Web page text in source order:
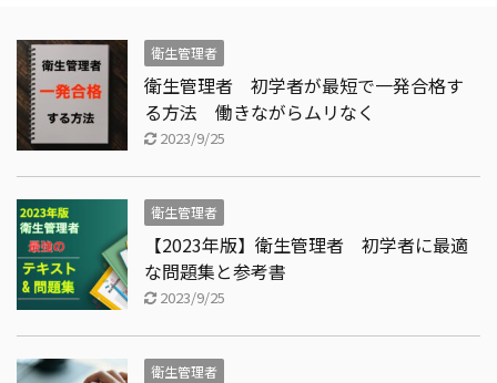
衛生管理者
衛生管理者 初学者が最短で一発合格す
る方法 働きながらムリなく
2023/9/25
衛生管理者
【2023年版】衛生管理者 初学者に最適
な問題集と参考書
2023/9/25
衛生管理者